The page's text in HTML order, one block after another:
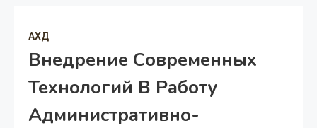
АХД
Внедрение Современных
Технологий В Работу
Административно-